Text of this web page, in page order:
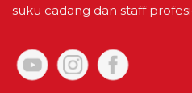
suku cadang dan staff